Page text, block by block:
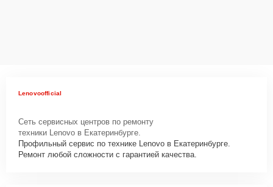
Lenovoofficial
Сеть сервисных центров по ремонту
техники Lenovo в Екатеринбурге.
Профильный сервис по технике Lenovo в Екатеринбурге.
Ремонт любой сложности с гарантией качества.